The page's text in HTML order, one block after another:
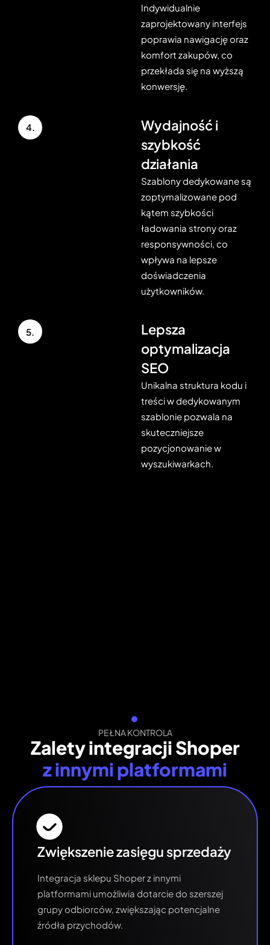
Indywidualnie
zaprojektowany interfejs
poprawia nawigację oraz
komfort zakupów, co
przekłada się na wyższą
konwersję.
4.
Wydajność i
szybkość
działania
Szablony dedykowane są
zoptymalizowane pod
kątem szybkości
ładowania strony oraz
responsywności, co
wpływa na lepsze
doświadczenia
użytkowników.
5.
Lepsza
optymalizacja
SEO
Unikalna struktura kodu i
treści w dedykowanym
szablonie pozwala na
skuteczniejsze
pozycjonowanie w
wyszukiwarkach.
PEŁNA KONTROLA
Zalety integracji Shoper
z innymi platformami
Zwiększenie zasięgu sprzedaży
Integracja sklepu Shoper z innymi
platformami umożliwia dotarcie do szerszej
grupy odbiorców, zwiększając potencjalne
źródła przychodów.